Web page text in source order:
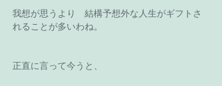
我想が思うより　結構予想外な人生がギフトさ
れることが多いわね。
正直に言って今うと、